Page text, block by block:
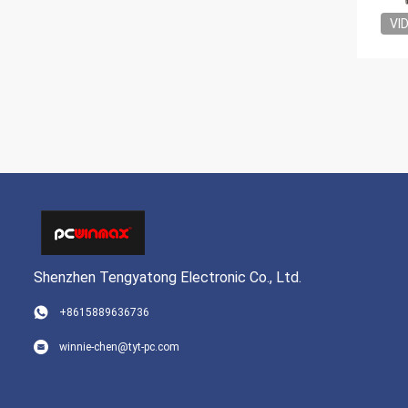
Shenzhen Tengyatong Electronic Co., Ltd.
+8615889636736
winnie-chen@tyt-pc.com